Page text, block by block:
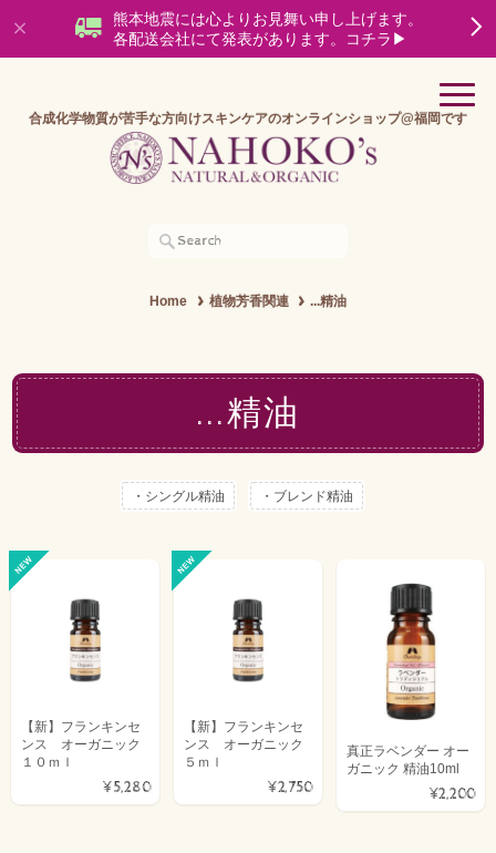
熊本地震には心よりお見舞い申し上げます。
各配送会社にて発表があります。コチラ▶
合成化学物質が苦手な方向けスキンケアのオンラインショップ@福岡です
Home 植物芳香関連 ...精油
...精油
・シングル精油 ・ブレンド精油
【新】フランキンセ
ンス オーガニック
１０ｍｌ
¥5,280
【新】フランキンセ
ンス オーガニック
５ｍｌ
¥2,750
真正ラベンダー オー
ガニック 精油10ml
¥2,200